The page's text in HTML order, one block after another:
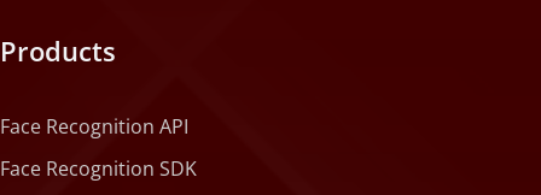
Products
Face Recognition API
Face Recognition SDK